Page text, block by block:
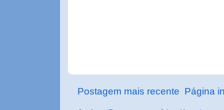
Postagem mais recente Página